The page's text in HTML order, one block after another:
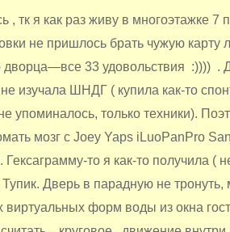
, тк я как раз живу в многоэтажке 7
не пришлось брать чужую карту
33 удовольствия :)))) .
изучала ШНДГ ( купила как-то
упоминалось, только техники).
мозг с Joey Yaps iLuoPanPro
то я как-то получила (
Дверь в парадную не тронуть,
виртуальных форм воды из окна